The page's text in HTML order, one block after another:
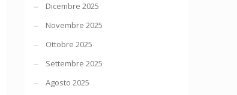
Dicembre 2025
Novembre 2025
Ottobre 2025
Settembre 2025
Agosto 2025